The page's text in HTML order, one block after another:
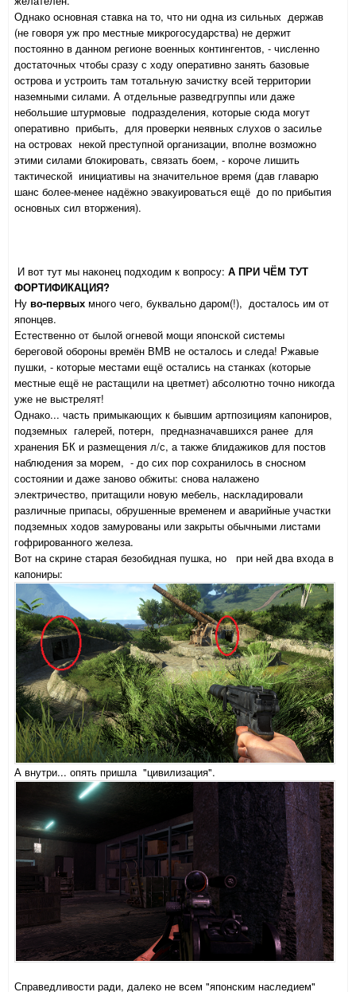
Однако основная ставка на то, что ни одна из сильных держав
(не говоря уж про местные микрогосударства) не держит
постоянно в данном регионе военных контингентов, - численно
достаточных чтобы сразу с ходу оперативно занять базовые
острова и устроить там тотальную зачистку всей территории
наземными силами. А отдельные разведгруппы или даже
небольшие штурмовые подразделения, которые сюда могут
оперативно прибыть, для проверки неявных слухов о засилье
на островах некой преступной организации, вполне возможно
этими силами блокировать, связать боем, - короче лишить
тактической инициативы на значительное время (дав главарю
шанс более-менее надёжно эвакуироваться ещё до по прибытия
основных сил вторжения).
И вот тут мы наконец подходим к вопросу: А ПРИ ЧЁМ ТУТ
ФОРТИФИКАЦИЯ?
Ну во-первых много чего, буквально даром(!), досталось им от
японцев.
Естественно от былой огневой мощи японской системы
береговой обороны времён ВМВ не осталось и следа! Ржавые
пушки, - которые местами ещё остались на станках (которые
местные ещё не растащили на цветмет) абсолютно точно никогда
уже не выстрелят!
Однако... часть примыкающих к бывшим артпозициям капониров,
подземных галерей, потерн, предназначавшихся ранее для
хранения БК и размещения л/с, а также блидажиков для постов
наблюдения за морем, - до сих пор сохранилось в сносном
состоянии и даже заново обжиты: снова налажено
электричество, притащили новую мебель, наскладировали
различные припасы, обрушенные временем и аварийные участки
подземных ходов замурованы или закрыты обычными листами
гофрированного железа.
Вот на скрине старая безобидная пушка, но при ней два входа в
капониры:
А внутри... опять пришла "цивилизация".
Справедливости ради, далеко не всем "японским наследием"